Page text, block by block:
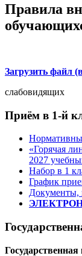
Правила
Загрузить файл
слабовидящих
Приём в 1-й
«Горячая
2027
Набор в 1
График
Документы,
Государственная